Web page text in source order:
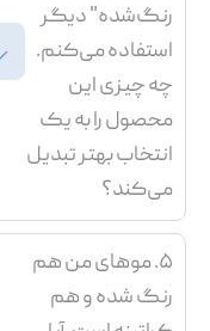
رنگ‌شده" دیگر
استفاده می‌کنم.
چه چیزی این
محصول را به یک
انتخاب بهتر تبدیل
می‌کند؟
۵. موهای من هم
رنگ شده و هم